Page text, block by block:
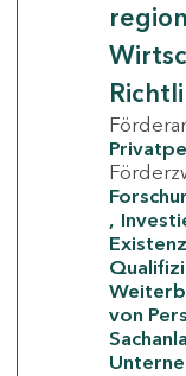
von